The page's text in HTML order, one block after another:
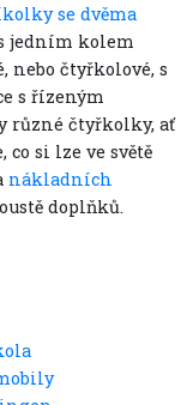
se dvěma
jedním kolem
nebo čtyřkolové, s
s řízeným
různé čtyřkolky, ať
si lze ve světě
nákladních
doplňků.